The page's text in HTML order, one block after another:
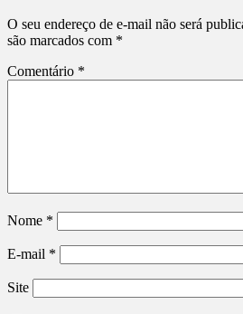
O seu endereço de e-mail não será
são marcados com *
Comentário *
Nome *
E-mail *
Site